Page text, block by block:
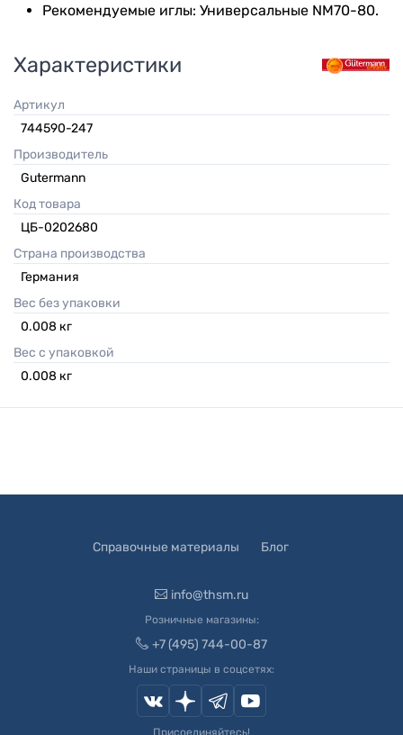
Рекомендуемые иглы: Универсальные NM70-80.
Характеристики
Артикул
744590-247
Производитель
Gutermann
Код товара
ЦБ-0202680
Страна производства
Германия
Вес без упаковки
0.008 кг
Вес с упаковкой
0.008 кг
Справочные материалы Блог
info@thsm.ru
Розничные магазины:
+7 (495) 744-00-87
Наши страницы в соцсетях: